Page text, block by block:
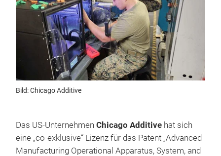
Bild: Chicago Additive
Das US-Unternehmen Chicago Additive hat sich
eine „co-exklusive“ Lizenz für das Patent „Advanced
Manufacturing Operational Apparatus, System, and